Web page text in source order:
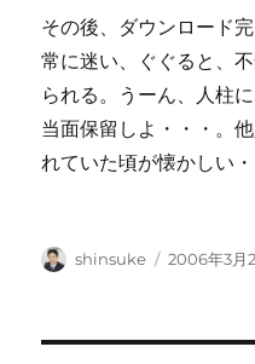
その後、ダウンロード
常に迷い、ぐぐると、
られる。うーん、人柱
当面保留しよ・・・。
れていた頃が懐かしい・
投
shinsuke
投
2006年3月